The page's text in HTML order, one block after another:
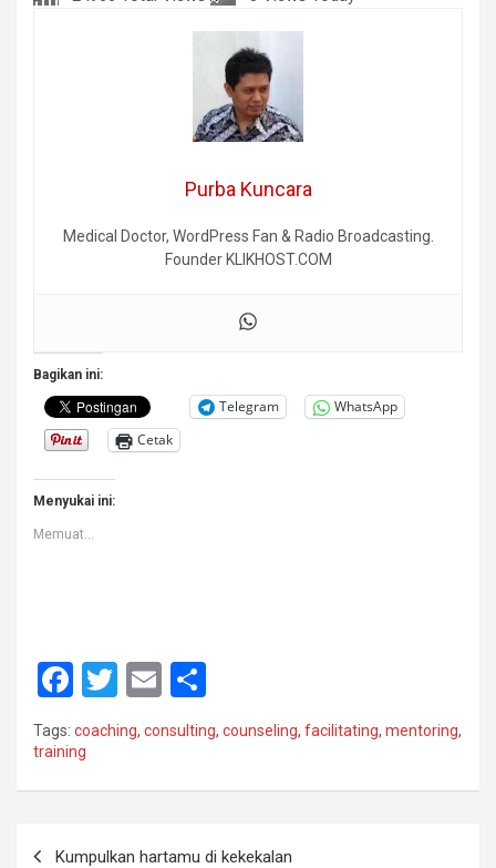
Purba Kuncara
Medical Doctor, WordPress Fan & Radio Broadcasting.
Founder KLIKHOST.COM
Bagikan ini:
Telegram
WhatsApp
Cetak
Menyukai ini:
Memuat...
F
ce
b
o
T
wi
tt
er
E
m
ail ar
e
Tags: coaching, consulting, counseling, facilitating, mentoring,
training
Kumpulkan hartamu di kekekalan